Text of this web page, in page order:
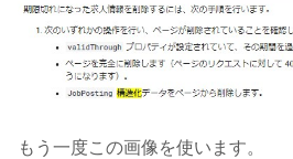
もう一度この画像を使います。